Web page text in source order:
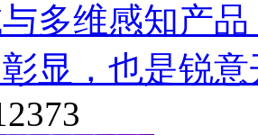
多维感知产
显，也是锐